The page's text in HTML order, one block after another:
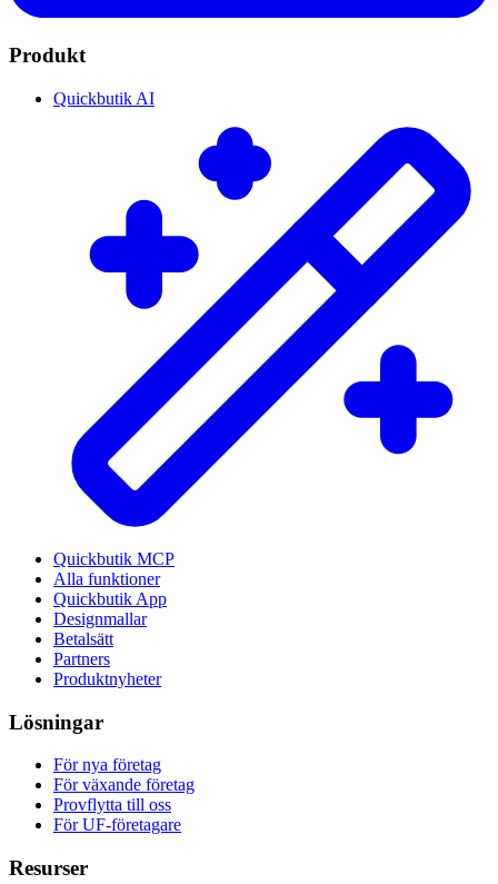
Produkt
Quickbutik AI
Quickbutik MCP
Alla funktioner
Quickbutik App
Designmallar
Betalsätt
Partners
Produktnyheter
Lösningar
För nya företag
För växande företag
Provflytta till oss
För UF-företagare
Resurser